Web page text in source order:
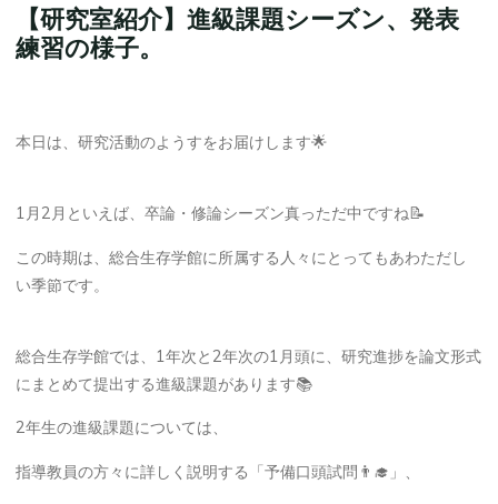
【研究室紹介】進級課題シーズン、発表
練習の様子。
本日は、研究活動のようすをお届けします🌟
1月2月といえば、卒論・修論シーズン真っただ中ですね📝
この時期は、総合生存学館に所属する人々にとってもあわただし
い季節です。
総合生存学館では、1年次と2年次の1月頭に、研究進捗を論文形式
にまとめて提出する進級課題があります📚
2年生の進級課題については、
指導教員の方々に詳しく説明する「予備口頭試問👨‍🎓」、